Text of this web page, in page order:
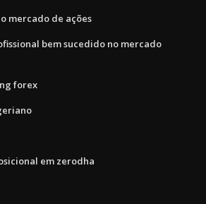
mercado de ações
bem sucedido no mercado
forex
em zerodha